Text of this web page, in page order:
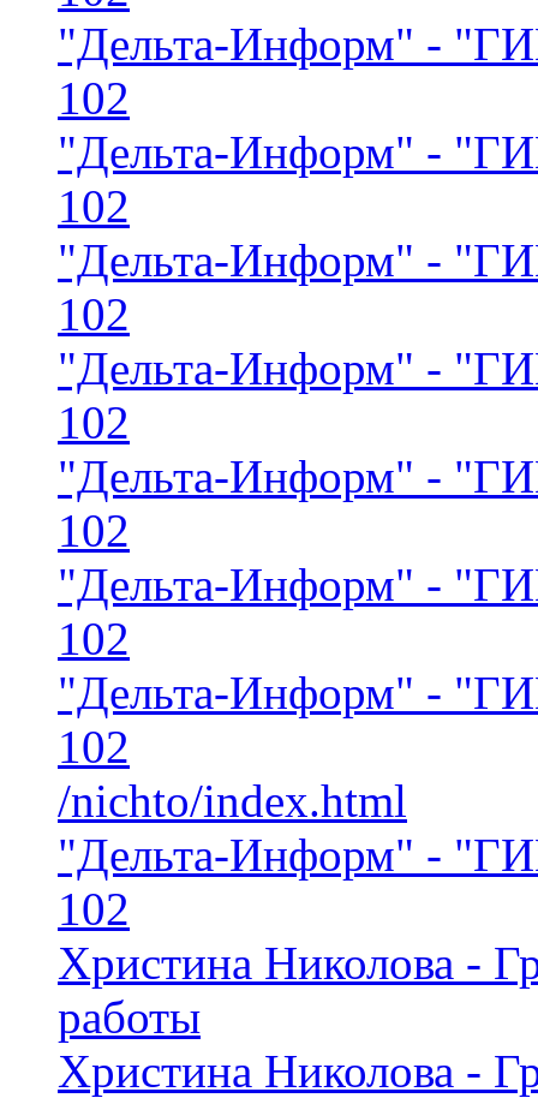
"Дельта-Информ" -
102
"Дельта-Информ" -
102
"Дельта-Информ" -
102
"Дельта-Информ" -
102
"Дельта-Информ" -
102
"Дельта-Информ" -
102
"Дельта-Информ" -
102
/nichto/index.html
"Дельта-Информ" -
102
Христина Николова -
работы
Христина Николова -